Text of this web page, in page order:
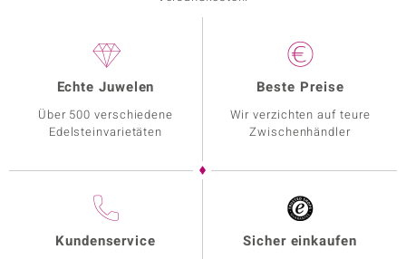
Echte Juwelen
Über 500 verschiedene
Edelsteinvarietäten
Beste Preise
Wir verzichten auf teure
Zwischenhändler
Kundenservice Sicher einkaufen